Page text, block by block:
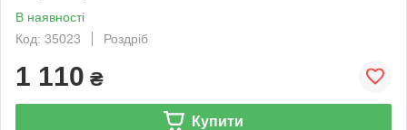
В наявності
Код: 35023
Роздріб
1 110 ₴
Купити